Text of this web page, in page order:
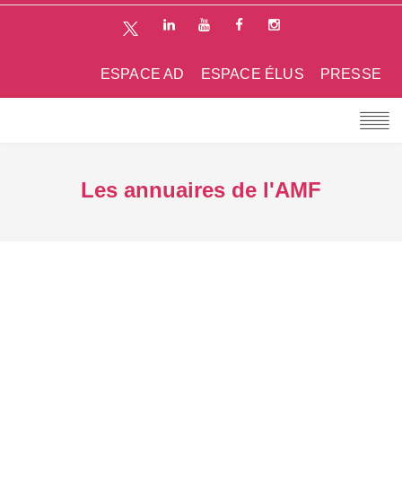
PRESSE
ESPACE ÉLUS
ESPACE AD
Les annuaires de l'AMF